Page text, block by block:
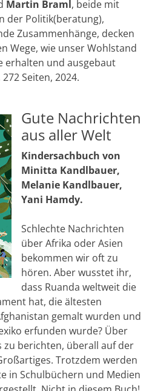
Martin Braml, beide mit
der Politik(beratung),
Zusammenhänge, decken
Wege, wie unser Wohlstand
und ausgebaut
Seiten, 2024.
Gute Nachrichten
aus aller Welt
Kindersachbuch von
Minitta Kandlbauer,
Melanie Kandlbauer,
Yani Hamdy.
Schlechte Nachrichten
über Afrika oder Asien
bekommen wir oft zu
hören. Aber wusstet ihr,
dass Ruanda weltweit die
hat, die ältesten
gemalt wurden und
erfunden wurde? Über
zu berichten, überall auf der
Trotzdem werden
in Schulbüchern und Medien